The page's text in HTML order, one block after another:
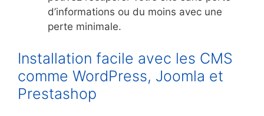
d’informations ou du moins avec une
perte minimale.
Installation facile avec les CMS
comme WordPress, Joomla et
Prestashop